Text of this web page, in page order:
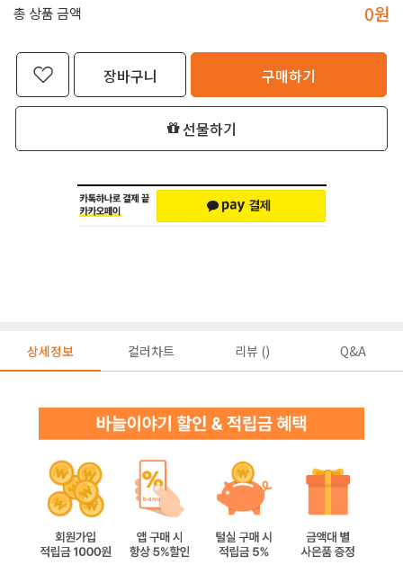
총 상품 금액 0원
장바구니 구매하기
선물하기
상세정보 컬러차트 리뷰 () Q&A